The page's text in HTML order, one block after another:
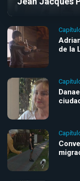
de la